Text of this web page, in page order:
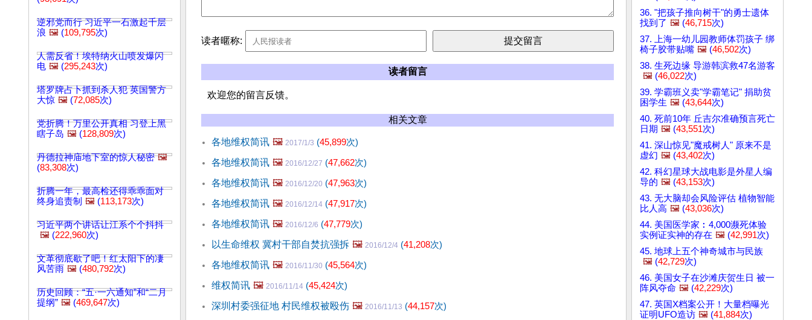
逆邪党而行 习近平一石激起千层
浪 🖼️ (109,795次)
人需反省！埃特纳火山喷发爆闪
电 🖼️ (295,243次)
塔罗牌占卜抓到杀人犯 英国警方
大惊 🖼️ (72,085次)
党折腾！万里公开真相 习登上黑
瞎子岛 🖼️ (128,809次)
丹德拉神庙地下室的惊人秘密 🖼️
(83,308次)
折腾一年，最高检还得乖乖面对
终身追责制 🖼️ (113,173次)
习近平两个讲话让江系个个抖抖
🖼️ (222,960次)
文革彻底歇了吧！红太阳下的凄
风苦雨 🖼️ (480,792次)
历史回顾：“五·一六通知”和“二月
提纲” 🖼️ (469,647次)
读者暱称:
读者留言
欢迎您的留言反馈。
相关文章
各地维权简讯 🖼️ 2017/1/3 (45,899次)
各地维权简讯 🖼️ 2016/12/27 (47,662次)
各地维权简讯 🖼️ 2016/12/20 (47,963次)
各地维权简讯 🖼️ 2016/12/14 (47,917次)
各地维权简讯 🖼️ 2016/12/6 (47,779次)
以生命维权 冀村干部自焚抗强拆 🖼️ 2016/12/4 (41,208次)
各地维权简讯 🖼️ 2016/11/30 (45,564次)
维权简讯 🖼️ 2016/11/14 (45,424次)
深圳村委强征地 村民维权被殴伤 🖼️ 2016/11/13 (44,157次)
36. "把孩子推向树干"的勇士遗体
找到了 🖼️ (46,715次)
37. 上海一幼儿园教师体罚孩子 绑
椅子胶带贴嘴 🖼️ (46,502次)
38. 生死边缘 导游韩滨救47名游客
🖼️ (46,022次)
39. 学霸班义卖"学霸笔记" 捐助贫
困学生 🖼️ (43,644次)
40. 死前10年 丘吉尔准确预言死亡
日期 🖼️ (43,551次)
41. 深山惊见"魔戒树人" 原来不是
虚幻 🖼️ (43,402次)
42. 科幻星球大战电影是外星人编
导的 🖼️ (43,153次)
43. 无大脑却会风险评估 植物智能
比人高 🖼️ (43,036次)
44. 美国医学家︰4,000濒死体验
实例证实神的存在 🖼️ (42,991次)
45. 地球上五个神奇城市与民族
🖼️ (42,729次)
46. 美国女子在沙滩庆贺生日 被一
阵风夺命 🖼️ (42,229次)
47. 英国X档案公开！大量档曝光
证明UFO造访 🖼️ (41,884次)